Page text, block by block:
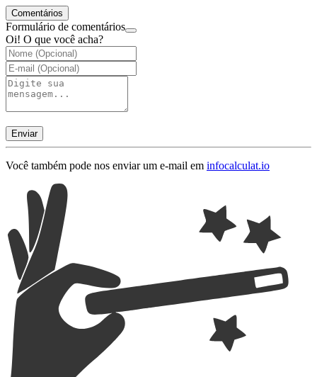
Comentários
Formulário de comentários
Oi! O que você acha?
Enviar
Você também pode nos enviar um e-mail em infocalculat.io